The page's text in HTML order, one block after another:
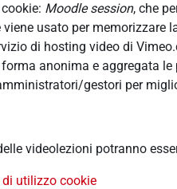
Moodle session, che
usato per memorizzare
di hosting video di
anonima e aggregata
gestori per
videolezioni potranno
utilizzo cookie